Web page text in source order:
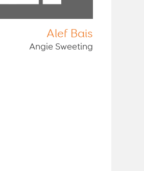
Alef Bais
Angie Sweeting